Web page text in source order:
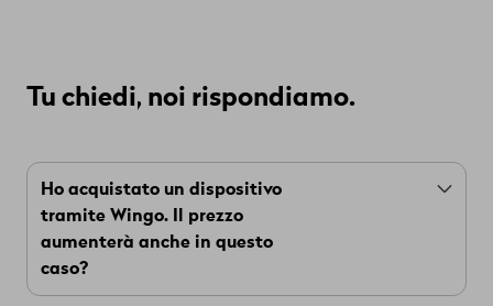
Tu chiedi, noi rispondiamo.
Ho acquistato un dispositivo
tramite Wingo. Il prezzo
aumenterà anche in questo
caso?